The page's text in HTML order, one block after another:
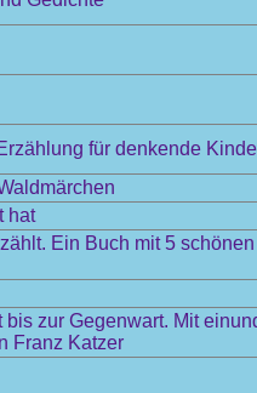
für denkende
hat
Ein Buch mit 5
zur Gegenwart. Mit
Franz Katzer